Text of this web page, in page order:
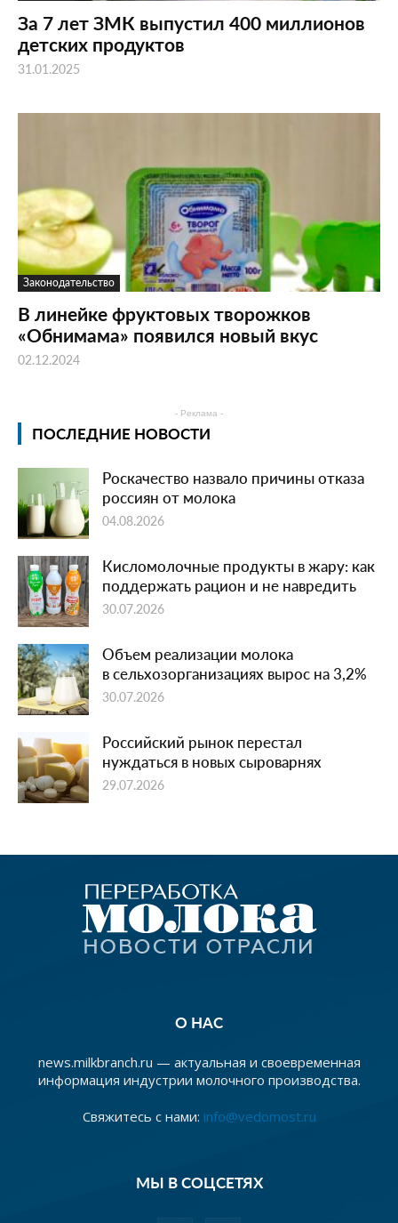
За 7 лет ЗМК выпустил 400 миллионов
детских продуктов
31.01.2025
Законодательство
В линейке фруктовых творожков
«Обнимама» появился новый вкус
02.12.2024
- Реклама -
ПОСЛЕДНИЕ НОВОСТИ
Роскачество назвало причины отказа
россиян от молока
04.08.2026
Кисломолочные продукты в жару: как
поддержать рацион и не навредить
30.07.2026
Объем реализации молока
в сельхозорганизациях вырос на 3,2%
30.07.2026
Российский рынок перестал
нуждаться в новых сыроварнях
29.07.2026
О НАС
news.milkbranch.ru — актуальная и своевременная
информация индустрии молочного производства.
Свяжитесь с нами: info@vedomost.ru
МЫ В СОЦСЕТЯХ